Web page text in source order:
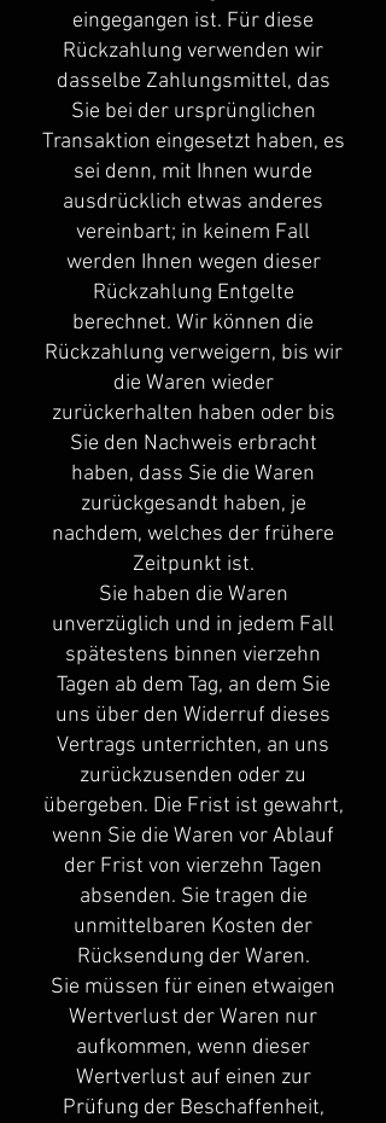
eingegangen ist. Für diese
Rückzahlung verwenden wir
dasselbe Zahlungsmittel, das
Sie bei der ursprünglichen
Transaktion eingesetzt haben, es
sei denn, mit Ihnen wurde
ausdrücklich etwas anderes
vereinbart; in keinem Fall
werden Ihnen wegen dieser
Rückzahlung Entgelte
berechnet. Wir können die
Rückzahlung verweigern, bis wir
die Waren wieder
zurückerhalten haben oder bis
Sie den Nachweis erbracht
haben, dass Sie die Waren
zurückgesandt haben, je
nachdem, welches der frühere
Zeitpunkt ist.
Sie haben die Waren
unverzüglich und in jedem Fall
spätestens binnen vierzehn
Tagen ab dem Tag, an dem Sie
uns über den Widerruf dieses
Vertrags unterrichten, an uns
zurückzusenden oder zu
übergeben. Die Frist ist gewahrt,
wenn Sie die Waren vor Ablauf
der Frist von vierzehn Tagen
absenden. Sie tragen die
unmittelbaren Kosten der
Rücksendung der Waren.
Sie müssen für einen etwaigen
Wertverlust der Waren nur
aufkommen, wenn dieser
Wertverlust auf einen zur
Prüfung der Beschaffenheit,